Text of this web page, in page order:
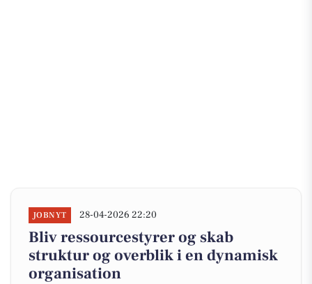
JOBNYT 28-04-2026 22:20
Bliv ressourcestyrer og skab
struktur og overblik i en dynamisk
organisation